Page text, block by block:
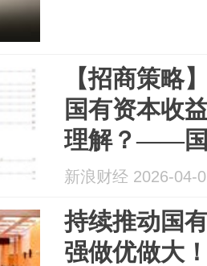
【招商策略
国有资本收
理解？——国
新浪财经 2026-04-
持续推动国
强做优做大